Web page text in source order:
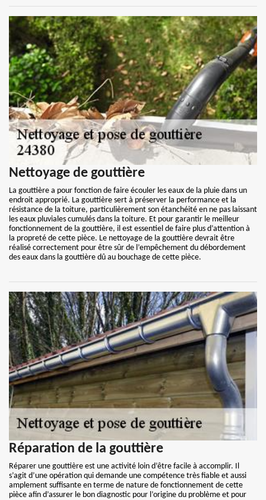
Nettoyage de gouttière
La gouttière a pour fonction de faire écouler les eaux de la pluie dans un
endroit approprié. La gouttière sert à préserver la performance et la
résistance de la toiture, particulièrement son étanchéité en ne pas laissant
les eaux pluviales cumulés dans la toiture. Et pour garantir le meilleur
fonctionnement de la gouttière, il est essentiel de faire plus d’attention à
la propreté de cette pièce. Le nettoyage de la gouttière devrait être
réalisé correctement pour être sûr de l’empêchement du débordement
des eaux dans la gouttière dû au bouchage de cette pièce.
Réparation de la gouttière
Réparer une gouttière est une activité loin d’être facile à accomplir. Il
s’agit d’une opération qui demande une compétence très fiable et aussi
amplement suffisante en terme de nature de fonctionnement de cette
pièce afin d’assurer le bon diagnostic pour l’origine du problème et pour